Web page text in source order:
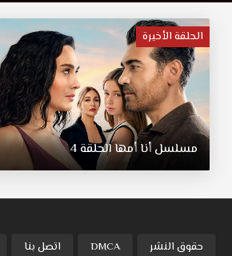
الحلقة الأخيرة
مسلسل أنا أمها الحلقة 4
حقوق النشر DMCA اتصل بنا